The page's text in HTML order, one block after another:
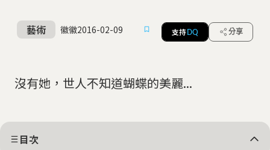
藝術 徽徽2016-02-09 支持 DQ 分享
沒有她，世人不知道蝴蝶的美麗...
目次